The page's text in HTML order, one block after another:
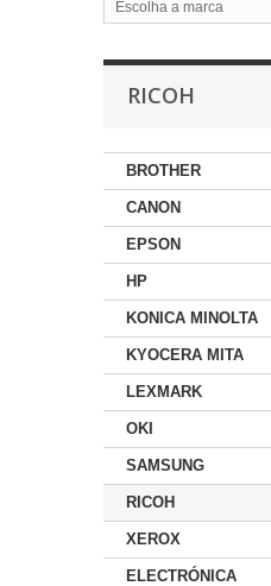
Escolha a marca
RICOH
BROTHER
CANON
EPSON
HP
KONICA MINOLTA
KYOCERA MITA
LEXMARK
OKI
SAMSUNG
RICOH
XEROX
ELECTRÓNICA